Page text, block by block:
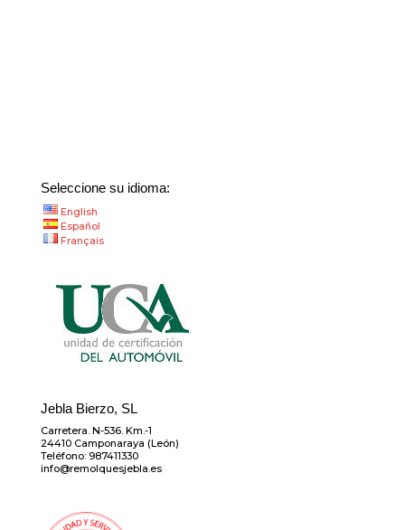
Seleccione su idioma:
English
Español
Français
Jebla Bierzo, SL
Carretera. N-536. Km.-1
24410 Camponaraya (León)
Teléfono: 987411330
info@remolquesjebla.es